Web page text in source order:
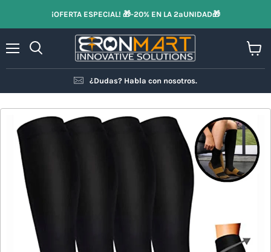
¡OFERTA ESPECIAL! 🎁-20% EN LA 2ªUNIDAD🎁
¿Dudas? Habla con nosotros.
carrito